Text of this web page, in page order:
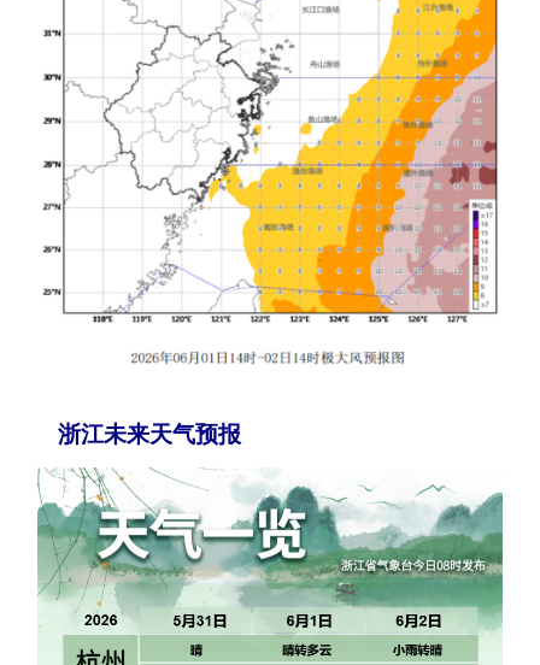
浙江未来天气预报